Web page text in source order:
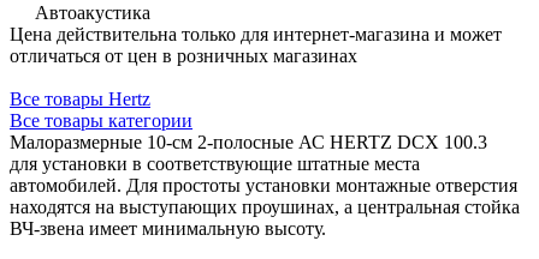
Автоакустика
Цена действительна только для интернет-магазина и может
отличаться от цен в розничных магазинах
Все товары Hertz
Все товары категории
Малоразмерные 10-см 2-полосные АС HERTZ DCX 100.3
для установки в соответствующие штатные места
автомобилей. Для простоты установки монтажные отверстия
находятся на выступающих проушинах, а центральная стойка
ВЧ-звена имеет минимальную высоту.